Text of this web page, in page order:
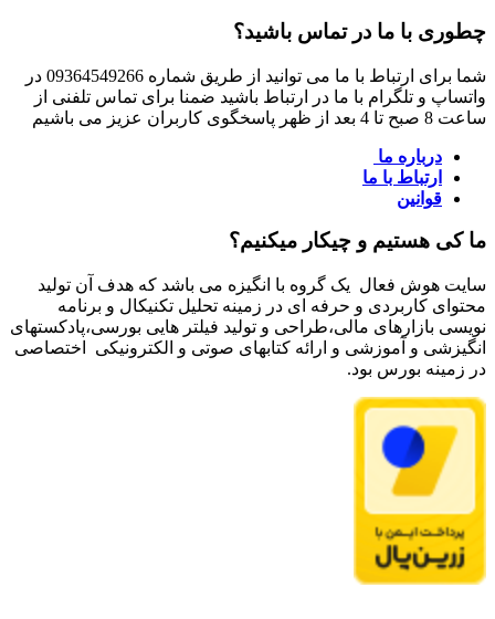
چطوری با ما در تماس باشید؟
شما برای ارتباط با ما می توانید از طریق شماره 09364549266 در
واتساپ و تلگرام با ما در ارتباط باشید ضمنا برای تماس تلفنی از
ساعت 8 صبح تا 4 بعد از ظهر پاسخگوی کاربران عزیز می باشیم
درباره ما
ارتباط با ما
قوانین
ما کی هستیم و چیکار میکنیم؟
سایت هوش فعال یک گروه با انگیزه می باشد که هدف آن تولید
محتوای کاربردی و حرفه ای در زمینه تحلیل تکنیکال و برنامه
نویسی بازارهای مالی،طراحی و تولید فیلتر هایی بورسی،پادکستهای
انگیزشی و آموزشی و ارائه کتابهای صوتی و الکترونیکی اختصاصی
در زمینه بورس بود.